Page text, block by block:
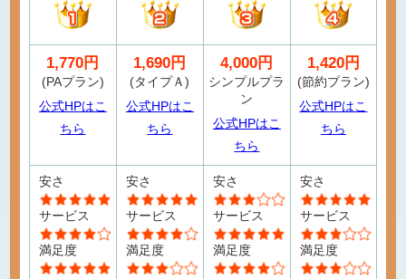
1,770円
(PAプラン)
公式HPはこ
ちら
1,690円
(タイプＡ)
公式HPはこ
ちら
4,000円
シンプルプラ
ン
公式HPはこ
ちら
1,420円
(節約プラン)
公式HPはこ
ちら
安さ
サービス
満足度
安さ
サービス
満足度
安さ
サービス
満足度
安さ
サービス
満足度